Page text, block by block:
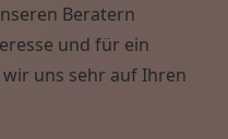
Beratern
und für ein
uns sehr auf Ihren